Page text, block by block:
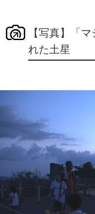
【写真】「
れた土星